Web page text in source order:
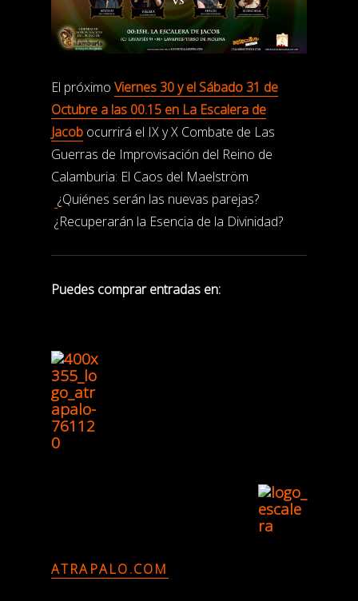
El próximo Viernes 30 y el Sábado 31 de
Octubre a las 00.15 en La Escalera de
Jacobocurrirá el IX y X Combate de Las
Guerras de Improvisación del Reino de
Calamburia: El Caos del Maelström
¿Quiénes serán las nuevas parejas?
¿Recuperarán la Esencia de la Divinidad?
Puedes comprar entradas en:
ATRAPALO.COM